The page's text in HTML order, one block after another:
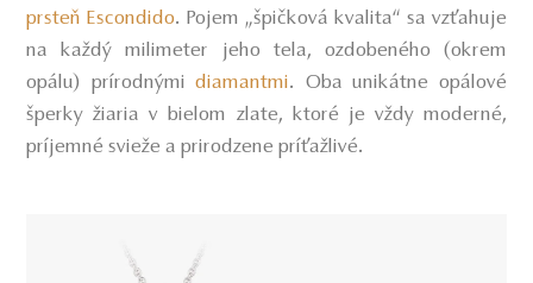
prsteň Escondido. Pojem „špičková kvalita“ sa vzťahuje
na každý milimeter jeho tela, ozdobeného (okrem
opálu) prírodnými diamantmi.
Oba unikátne opálové
šperky žiaria v bielom zlate, ktoré je vždy moderné,
príjemné svieže a prirodzene príťažlivé.